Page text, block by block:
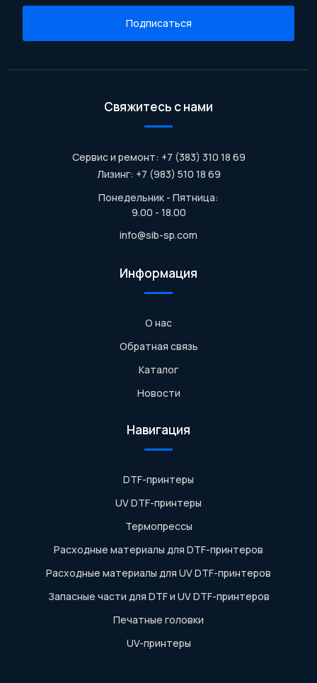
Подписаться
Свяжитесь с нами
Сервис и ремонт: +7 (383) 310 18 69
Лизинг: +7 (983) 510 18 69
Понедельник - Пятница:
9.00 - 18.00
info@sib-sp.com
Информация
О нас
Обратная связь
Каталог
Новости
Навигация
DTF-принтеры
UV DTF-принтеры
Термопрессы
Расходные материалы для DTF-принтеров
Расходные материалы для UV DTF-принтеров
Запасные части для DTF и UV DTF-принтеров
Печатные головки
UV-принтеры